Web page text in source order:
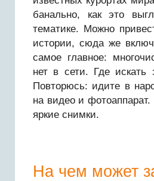
банально, как это
тематике. Можно
истории, сюда же
самое главное:
нет в сети. Где
Повторюсь: идите в
на видео и
яркие снимки.
На чем может